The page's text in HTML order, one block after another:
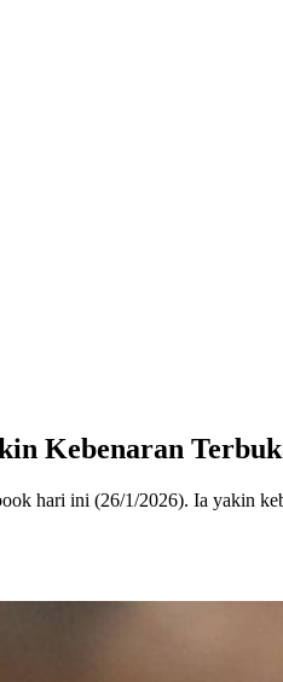
Kebenaran
hari ini (26/1/2026). Ia yakin